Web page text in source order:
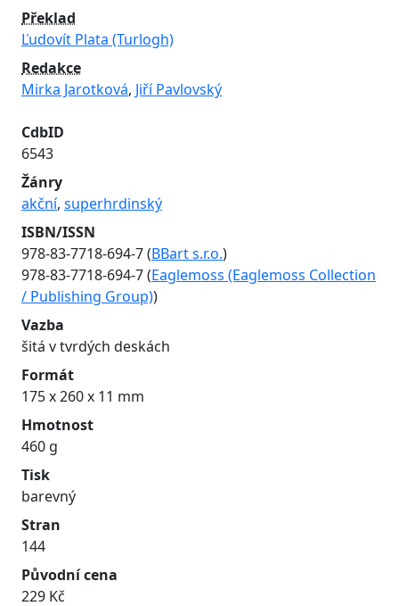
Překlad
Ľudovít Plata (Turlogh)
Redakce
Mirka Jarotková, Jiří Pavlovský
CdbID
6543
Žánry
akční, superhrdinský
ISBN/ISSN
978-83-7718-694-7 (BBart s.r.o.)
978-83-7718-694-7 (Eaglemoss (Eaglemoss Collection
/ Publishing Group))
Vazba
šitá v tvrdých deskách
Formát
175 x 260 x 11 mm
Hmotnost
460 g
Tisk
barevný
Stran
144
Původní cena
229 Kč